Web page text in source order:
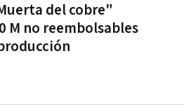
del cobre"
M no reembolsables